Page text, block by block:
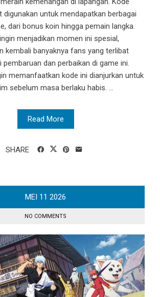
digunakan untuk mendapatkan berbagai
dari bonus koin hingga pemain langka.
menjadikan momen ini spesial,
kembali banyaknya fans yang terlibat
pembaruan dan perbaikan di game ini.
memanfaatkan kode ini dianjurkan untuk
sebelum masa berlaku habis. ...
Read More
SHARE
MEI 11 2026
NO COMMENTS